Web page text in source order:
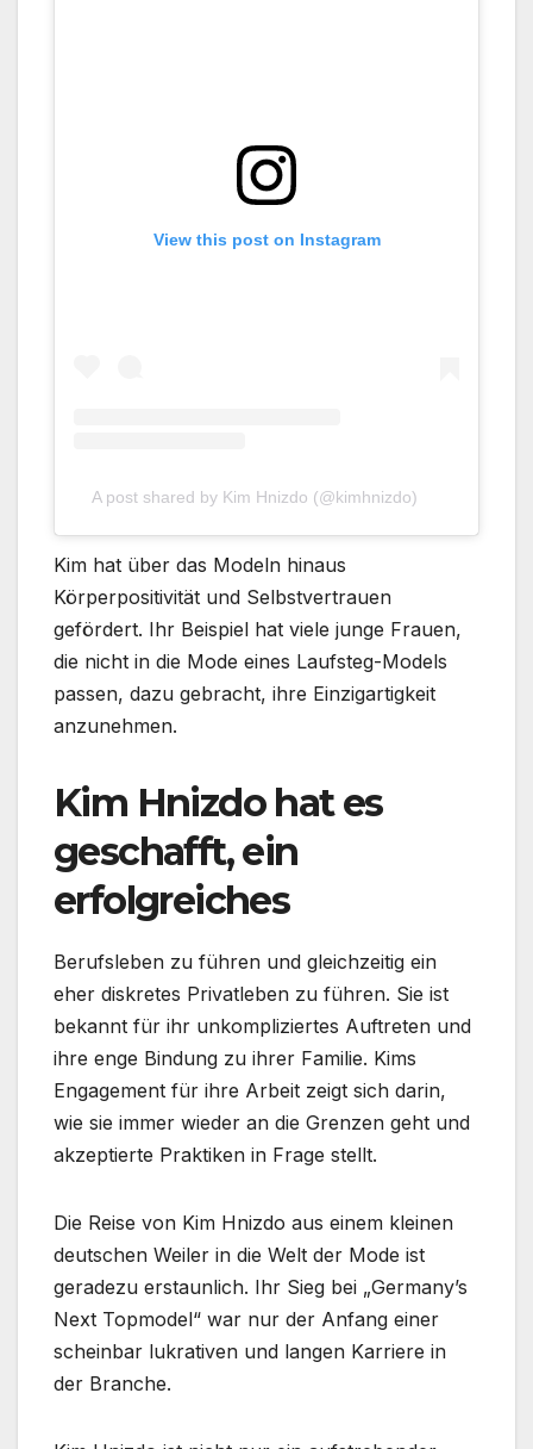
View this post on Instagram
A post shared by Kim Hnizdo (@kimhnizdo)
Kim hat über das Modeln hinaus
Körperpositivität und Selbstvertrauen
gefördert. Ihr Beispiel hat viele junge Frauen,
die nicht in die Mode eines Laufsteg-Models
passen, dazu gebracht, ihre Einzigartigkeit
anzunehmen.
Kim Hnizdo hat es
geschafft, ein
erfolgreiches
Berufsleben zu führen und gleichzeitig ein
eher diskretes Privatleben zu führen. Sie ist
bekannt für ihr unkompliziertes Auftreten und
ihre enge Bindung zu ihrer Familie. Kims
Engagement für ihre Arbeit zeigt sich darin,
wie sie immer wieder an die Grenzen geht und
akzeptierte Praktiken in Frage stellt.
Die Reise von Kim Hnizdo aus einem kleinen
deutschen Weiler in die Welt der Mode ist
geradezu erstaunlich. Ihr Sieg bei „Germany’s
Next Topmodel“ war nur der Anfang einer
scheinbar lukrativen und langen Karriere in
der Branche.